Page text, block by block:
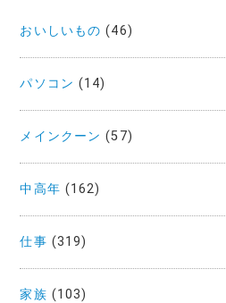
おいしいもの (46)
パソコン (14)
メインクーン (57)
中高年 (162)
仕事 (319)
家族 (103)